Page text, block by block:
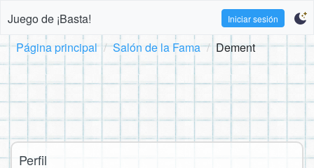
Juego de ¡Basta! Iniciar sesión
Página principal Salón de la Fama Dement
Perfil